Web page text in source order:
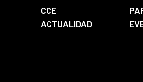
CCE
ACTUALIDAD